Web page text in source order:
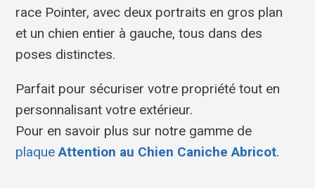
race Pointer, avec deux portraits en gros plan
et un chien entier à gauche, tous dans des
poses distinctes.
Parfait pour sécuriser votre propriété tout en
personnalisant votre extérieur.
Pour en savoir plus sur notre gamme de
plaqueAttention au Chien Caniche Abricot.